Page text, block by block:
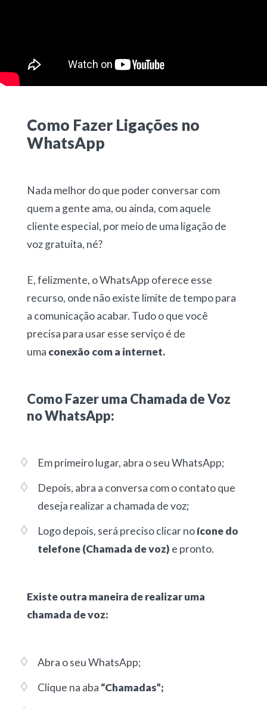
Como Fazer Ligações no
WhatsApp
Nada melhor do que poder conversar com
quem a gente ama, ou ainda, com aquele
cliente especial, por meio de uma ligação de
voz gratuita, né?
E, felizmente, o WhatsApp oferece esse
recurso, onde não existe limite de tempo para
a comunicação acabar. Tudo o que você
precisa para usar esse serviço é de
uma conexão com a internet.
Como Fazer uma Chamada de Voz
no WhatsApp:
Em primeiro lugar, abra o seu WhatsApp;
Depois, abra a conversa com o contato que
deseja realizar a chamada de voz;
Logo depois, será preciso clicar noícone do
telefone (Chamada de voz) e pronto.
Existe outra maneira de realizar uma
chamada de voz:
Abra o seu WhatsApp;
Clique na aba “Chamadas”;